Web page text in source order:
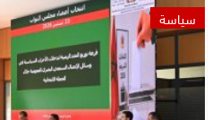
سياسة